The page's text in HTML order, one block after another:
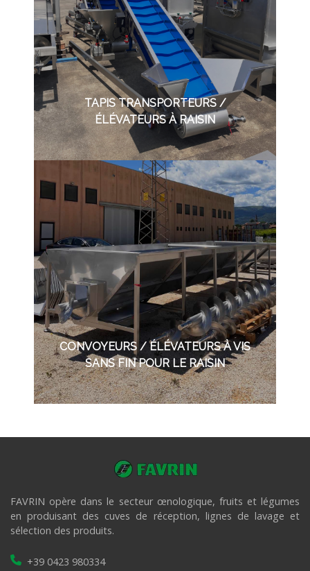
TAPIS TRANSPORTEURS /
ÉLÉVATEURS À RAISIN
CONVOYEURS / ÉLÉVATEURS À VIS
SANS FIN POUR LE RAISIN
FAVRIN opère dans le secteur œnologique, fruits et légumes
en produisant des cuves de réception, lignes de lavage et
sélection des produits.
+39 0423 980334